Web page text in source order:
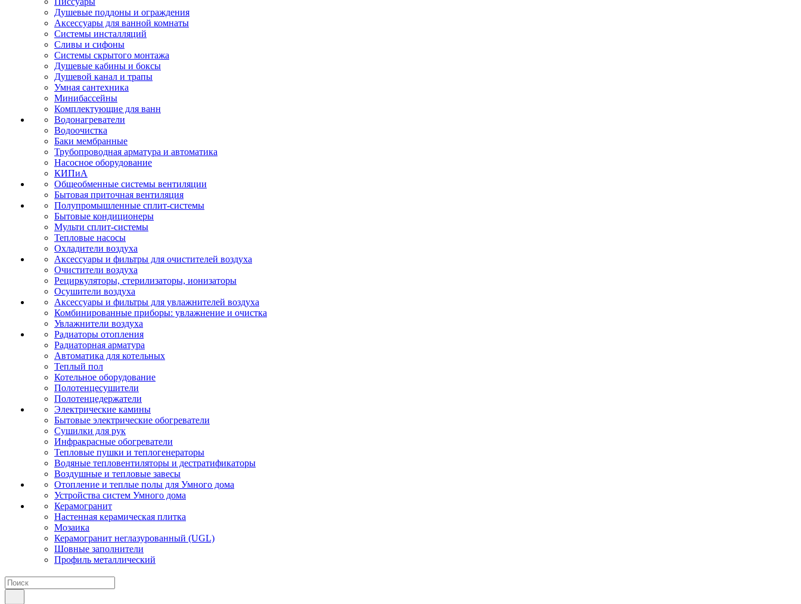
Душевые поддоны и ограждения
Аксессуары для ванной комнаты
Системы инсталляций
Сливы и сифоны
Системы скрытого монтажа
Душевые кабины и боксы
Душевой канал и трапы
Умная сантехника
Минибассейны
Комплектующие для ванн
Водонагреватели
Водоочистка
Баки мембранные
Трубопроводная арматура и автоматика
Насосное оборудование
КИПиА
Общеобменные системы вентиляции
Бытовая приточная вентиляция
Полупромышленные сплит-системы
Бытовые кондиционеры
Мульти сплит-системы
Тепловые насосы
Охладители воздуха
Аксессуары и фильтры для очистителей воздуха
Очистители воздуха
Рециркуляторы, стерилизаторы, ионизаторы
Осушители воздуха
Аксессуары и фильтры для увлажнителей воздуха
Комбинированные приборы: увлажнение и очистка
Увлажнители воздуха
Радиаторы отопления
Радиаторная арматура
Автоматика для котельных
Теплый пол
Котельное оборудование
Полотенцесушители
Полотенцедержатели
Электрические камины
Бытовые электрические обогреватели
Сушилки для рук
Инфракрасные обогреватели
Тепловые пушки и теплогенераторы
Водяные тепловентиляторы и дестратификаторы
Воздушные и тепловые завесы
Отопление и теплые полы для Умного дома
Устройства систем Умного дома
Керамогранит
Настенная керамическая плитка
Мозаика
Керамогранит неглазурованный (UGL)
Шовные заполнители
Профиль металлический